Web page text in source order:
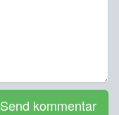
Send kommentar